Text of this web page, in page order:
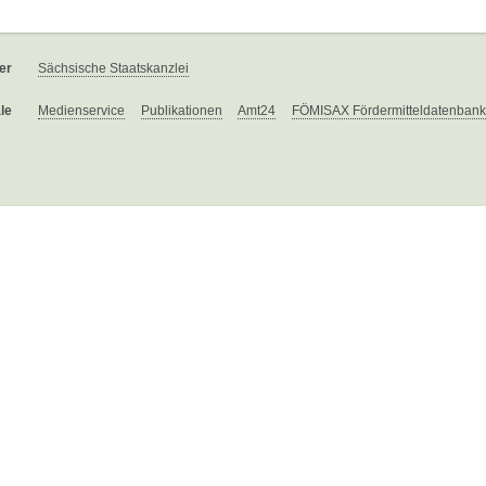
Sächsische Staatskanzlei
Medienservice Publikationen Amt24 FÖMISAX Fördermitteldatenbank